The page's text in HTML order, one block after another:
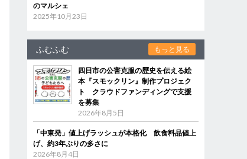
のマルシェ
2025年10月23日
ふむふむ もっと見る
四日市の公害克服の歴史を伝える絵
本『スモックリン』制作プロジェク
ト クラウドファンディングで支援
を募集
2026年8月5日
「中東発」値上げラッシュが本格化 飲食料品値上
げ、約3年ぶりの多さに
2026年8月4日